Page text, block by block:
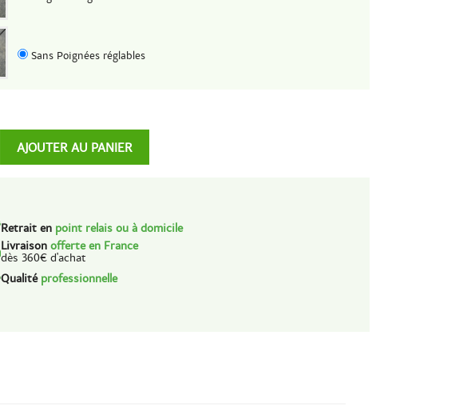
Sans Poignées réglables
AJOUTER AU PANIER
Retrait en point relais ou à domicile
Livraison offerte en France
dès 360€ d'achat
Qualité professionnelle